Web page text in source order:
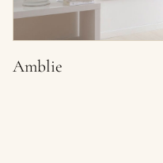
Amblie